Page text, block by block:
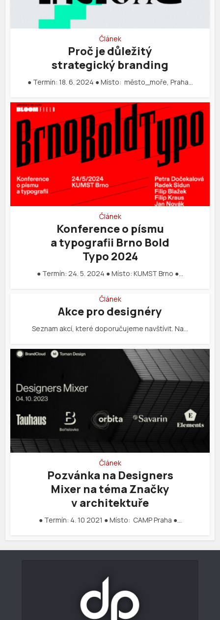
Článek
Proč je důležitý
strategický branding
● Termín: 18. 6. 2024 ● Místo: město_moře, Praha…
Článek
Konference o písmu
a typografii Brno Bold
Typo 2024
● Termín: 24. 5. 2024 ● Místo: KUMST Brno ●…
Článek
Akce pro designéry
Seznam akcí, které doporučujeme navštívit. Na…
Článek
Pozvánka na Designers
Mixer na téma Značky
v architektuře
● Termín: 4. 10 2021 ● Místo: CAMP Praha ●…